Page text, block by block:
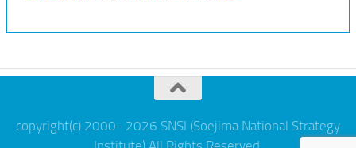
copyright(c) 2000- 2026 SNSI (Soejima National Strategy